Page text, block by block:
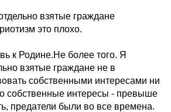
взятые граждане
это плохо.
к Родине.Не более того. Я
взятые граждане не в
собственными интересами ни
собственные интересы - превыше
предатели были во все времена.